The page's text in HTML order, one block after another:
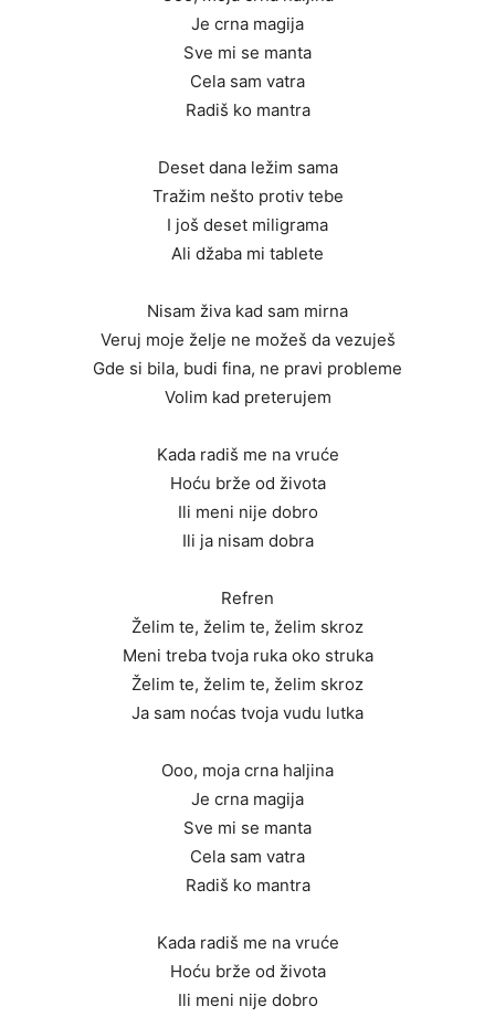
Je crna magija
Sve mi se manta
Cela sam vatra
Radiš ko mantra
Deset dana ležim sama
Tražim nešto protiv tebe
I još deset miligrama
Ali džaba mi tablete
Nisam živa kad sam mirna
Veruj moje želje ne možeš da vezuješ
Gde si bila, budi fina, ne pravi probleme
Volim kad preterujem
Kada radiš me na vruće
Hoću brže od života
Ili meni nije dobro
Ili ja nisam dobra
Refren
Želim te, želim te, želim skroz
Meni treba tvoja ruka oko struka
Želim te, želim te, želim skroz
Ja sam noćas tvoja vudu lutka
Ooo, moja crna haljina
Je crna magija
Sve mi se manta
Cela sam vatra
Radiš ko mantra
Kada radiš me na vruće
Hoću brže od života
Ili meni nije dobro